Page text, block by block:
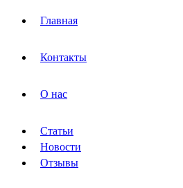
Главная
Контакты
О нас
Статьи
Новости
Отзывы